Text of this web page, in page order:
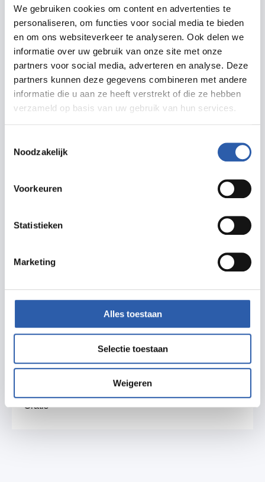
We gebruiken cookies om content en advertenties te
personaliseren, om functies voor social media te bieden
en om ons websiteverkeer te analyseren. Ook delen we
informatie over uw gebruik van onze site met onze
partners voor social media, adverteren en analyse. Deze
partners kunnen deze gegevens combineren met andere
informatie die u aan ze heeft verstrekt of die ze hebben
verzameld op basis van uw gebruik van hun services.
Noodzakelijk
Voorkeuren
Statistieken
Marketing
Alles toestaan
Selectie toestaan
Weigeren
Beumers, Hairo, Mike Tibbert, Nosa, Mobiel Vinyl en
DJ Sta-tafel voor de muziek.
Delen
Zet in agenda
info@verrev.art
Gratis